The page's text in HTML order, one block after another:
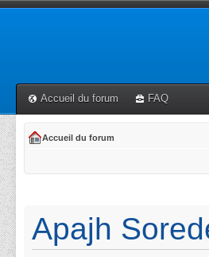
Accueil du forum FAQ
Accueil du forum
Apajh